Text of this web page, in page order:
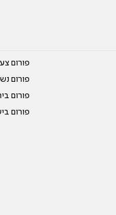
פורום
פורום
פורום
פורום